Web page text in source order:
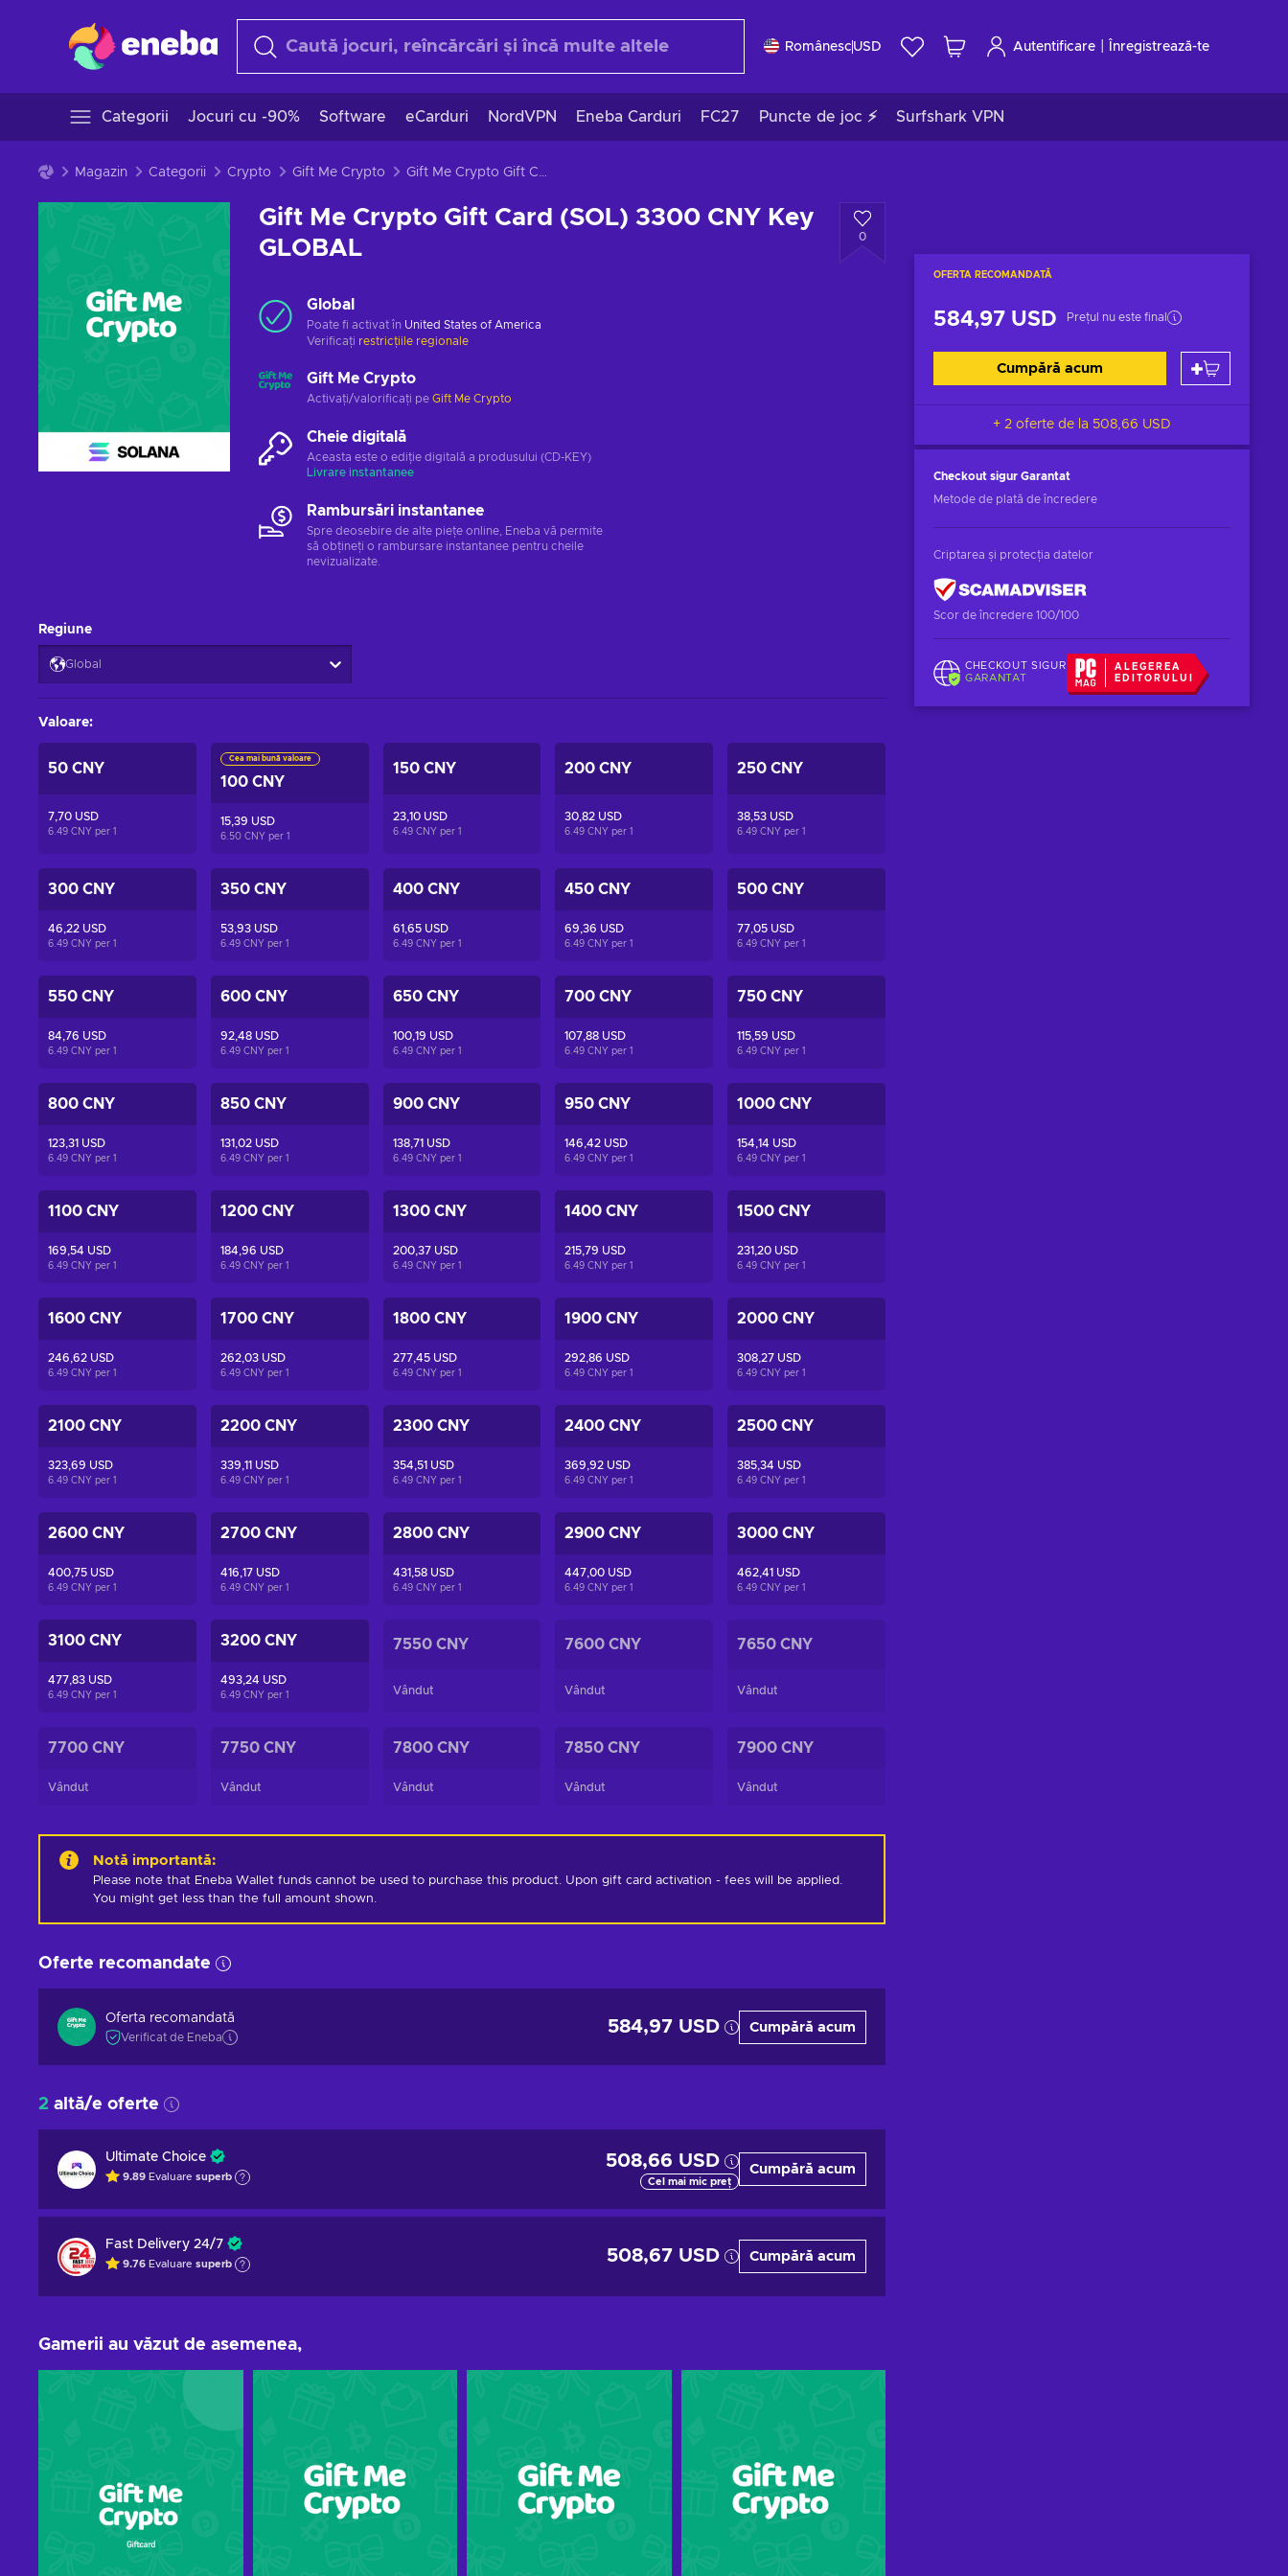
Românesc USD Autentificare Înregistrează-te
Categorii Jocuri cu -90% Software eCarduri NordVPN Eneba Carduri FC27 Puncte de joc ⚡ Surfshark VPN
Magazin Categorii Crypto Gift Me Crypto Gift Me Crypto Gift Card (SOL) 3300 CNY Key GLOBAL
Gift Me Crypto Gift Card (SOL) 3300 CNY Key
GLOBAL
0
OFERTA RECOMANDATĂ
584,97 USD Prețul nu este final
Cumpără acum
+ 2 oferte de la 508,66 USD
Checkout sigur Garantat
Metode de plată de încredere
Criptarea și protecția datelor
Scor de încredere 100/100
CHECKOUT SIGUR
GARANTAT
ALEGEREA
EDITORULUI
Global
Poate fi activat în United States of America
Verificați restricțiile regionale
Gift Me Crypto
Activați/valorificați pe Gift Me Crypto
Cheie digitală
Aceasta este o ediție digitală a produsului (CD-KEY)
Livrare instantanee
Rambursări instantanee
Spre deosebire de alte piețe online, Eneba vă permite
să obțineți o rambursare instantanee pentru cheile
nevizualizate.
Regiune
Global
Valoare:
50 CNY
7,70 USD
6.49 CNY per 1
Cea mai bună valoare
100 CNY
15,39 USD
6.50 CNY per 1
150 CNY
23,10 USD
6.49 CNY per 1
200 CNY
30,82 USD
6.49 CNY per1
250 CNY
38,53 USD
6.49 CNY per1
300 CNY
46,22 USD
6.49 CNY per 1
350 CNY
53,93 USD
6.49 CNY per 1
400 CNY
61,65 USD
6.49 CNY per 1
450 CNY
69,36 USD
6.49 CNY per1
500 CNY
77,05 USD
6.49 CNY per1
550 CNY
84,76 USD
6.49 CNY per 1
600 CNY
92,48 USD
6.49 CNY per 1
650 CNY
100,19 USD
6.49 CNY per 1
700 CNY
107,88 USD
6.49 CNY per1
750 CNY
115,59 USD
6.49 CNY per1
800 CNY
123,31 USD
6.49 CNY per 1
850 CNY
131,02 USD
6.49 CNY per 1
900 CNY
138,71 USD
6.49 CNY per 1
950 CNY
146,42 USD
6.49 CNY per1
1000 CNY
154,14 USD
6.49 CNY per1
1100 CNY
169,54 USD
6.49 CNY per 1
1200 CNY
184,96 USD
6.49 CNY per 1
1300 CNY
200,37 USD
6.49 CNY per 1
1400 CNY
215,79 USD
6.49 CNY per1
1500 CNY
231,20 USD
6.49 CNY per1
1600 CNY
246,62 USD
6.49 CNY per 1
1700 CNY
262,03 USD
6.49 CNY per 1
1800 CNY
277,45 USD
6.49 CNY per 1
1900 CNY
292,86 USD
6.49 CNY per1
2000 CNY
308,27 USD
6.49 CNY per1
2100 CNY
323,69 USD
6.49 CNY per 1
2200 CNY
339,11 USD
6.49 CNY per 1
2300 CNY
354,51 USD
6.49 CNY per 1
2400 CNY
369,92 USD
6.49 CNY per1
2500 CNY
385,34 USD
6.49 CNY per1
2600 CNY
400,75 USD
6.49 CNY per 1
2700 CNY
416,17 USD
6.49 CNY per 1
2800 CNY
431,58 USD
6.49 CNY per 1
2900 CNY
447,00 USD
6.49 CNY per1
3000 CNY
462,41 USD
6.49 CNY per1
3100 CNY
477,83 USD
6.49 CNY per 1
3200 CNY
493,24 USD
6.49 CNY per 1
7550 CNY
Vândut
7600 CNY
Vândut
7650 CNY
Vândut
7700 CNY
Vândut
7750 CNY
Vândut
7800 CNY
Vândut
7850 CNY
Vândut
7900 CNY
Vândut
Notă importantă:
Please note that Eneba Wallet funds cannot be used to purchase this product. Upon gift card activation - fees will be applied.
You might get less than the full amount shown.
Oferte recomandate
Oferta recomandată
Verificat de Eneba
584,97 USD Cumpără acum
2 altă/e oferte
Ultimate Choice
9.89 Evaluare superb
508,66 USD
Cel mai mic preț
Cumpără acum
Fast Delivery 24/7
9.76 Evaluare superb 508,67 USD Cumpără acum
Gamerii au văzut de asemenea,